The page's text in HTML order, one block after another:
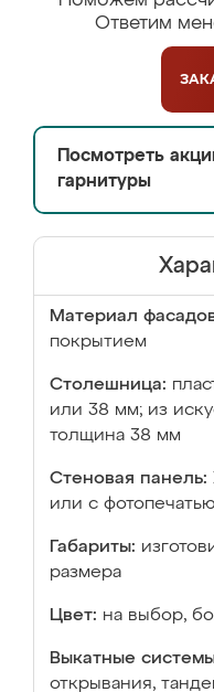
Ответим
Посмотреть
гарнитуры
Материал
покрытием
Столешница:
или 38 мм; из
толщина 38 мм
Стеновая панель:
или с фотопечатью
Габариты:
размера
Цвет: на выбор,
Выкатные
открывания,